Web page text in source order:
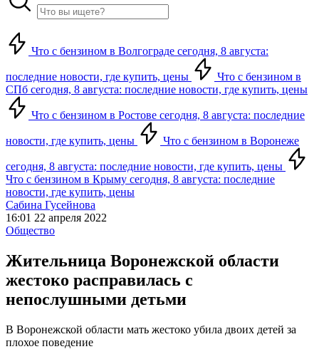
Что с бензином в Волгограде сегодня, 8 августа:
последние новости, где купить, цены
Что с бензином в
СПб сегодня, 8 августа: последние новости, где купить, цены
Что с бензином в Ростове сегодня, 8 августа: последние
новости, где купить, цены Что с бензином в Воронеже
сегодня, 8 августа: последние новости, где купить, цены
Что с бензином в Крыму сегодня, 8 августа: последние
новости, где купить, цены
Сабина Гусейнова
16:01 22 апреля 2022
Общество
Жительница Воронежской области
жестоко расправилась с
непослушными детьми
В Воронежской области мать жестоко убила двоих детей за
плохое поведение